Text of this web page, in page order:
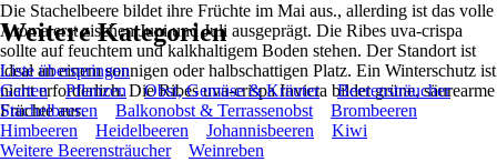
Die Stachelbeere bildet ihre Früchte im Mai aus., allerding ist das volle
Aroma erst zischen Juni und Juli ausgeprägt. Die Ribes uva-crispa
sollte auf feuchtem und kalkhaltigem Boden stehen. Der Standort ist
ideal an einem sonnigen oder halbschattigen Platz. Ein Winterschutz ist
nicht erforderlich. Die Ribes uva-crispa Invicta bildet grüne, säurearme
Früchte aus.
Weitere Kategorien
Liste überspringen
Garten
Pflanzen Obst, Gemüse & Kräuter
Beerensträucher
Stachelbeeren
Balkonobst & Terrassenobst
Brombeeren
Himbeeren
Heidelbeeren Johannisbeeren
Kiwi
Weitere Beerensträucher
Weinreben